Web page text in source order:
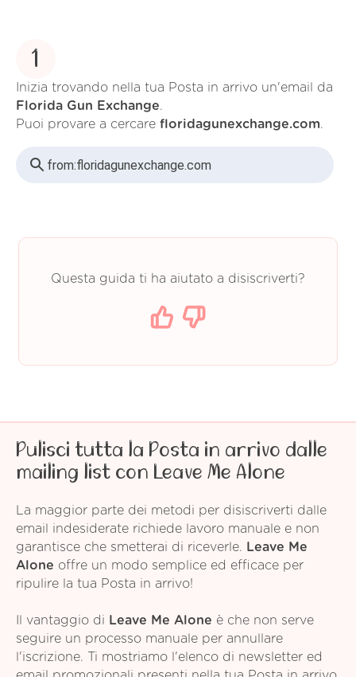
1
Inizia trovando nella tua Posta in arrivo un'email da
Florida Gun Exchange.
Puoi provare a cercare floridagunexchange.com.
from:floridagunexchange.com
Questa guida ti ha aiutato a disiscriverti?
Pulisci tutta la Posta in arrivo dalle
mailing list con Leave Me Alone
La maggior parte dei metodi per disiscriverti dalle
email indesiderate richiede lavoro manuale e non
garantisce che smetterai di riceverle.
Leave Me
Alone offre un modo semplice ed efficace per
ripulire la tua Posta in arrivo!
Il vantaggio di Leave Me Alone è che non serve
seguire un processo manuale per annullare
l'iscrizione. Ti mostriamo l'elenco di newsletter ed